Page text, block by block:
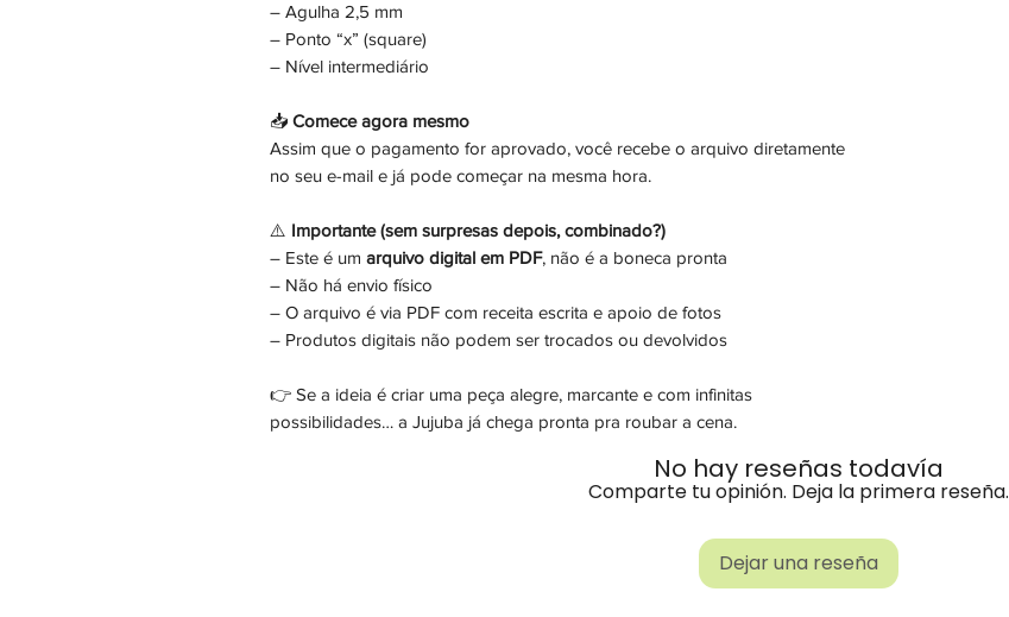
– Agulha 2,5 mm
– Ponto “x” (square)
– Nível intermediário
📥 Comece agora mesmo
Assim que o pagamento for aprovado, você recebe o arquivo diretamente
no seu e-mail e já pode começar na mesma hora.
⚠️ Importante (sem surpresas depois, combinado?)
– Este é um arquivo digital em PDF, não é a boneca pronta
– Não há envio físico
– O arquivo é via PDF com receita escrita e apoio de fotos
– Produtos digitais não podem ser trocados ou devolvidos
👉 Se a ideia é criar uma peça alegre, marcante e com infinitas
possibilidades… a Jujuba já chega pronta pra roubar a cena.
No hay reseñas todavía
Comparte tu opinión. Deja la primera reseña.
Dejar una reseña